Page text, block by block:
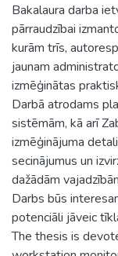
Bakalaura darba
pārraudzībai
kurām trīs,
jaunam
izmēģinātas
Darbā atrodams
sistēmām, kā arī
izmēģinājuma
secinājumus un
dažādām
Darbs būs
potenciāli jāveic
The thesis is